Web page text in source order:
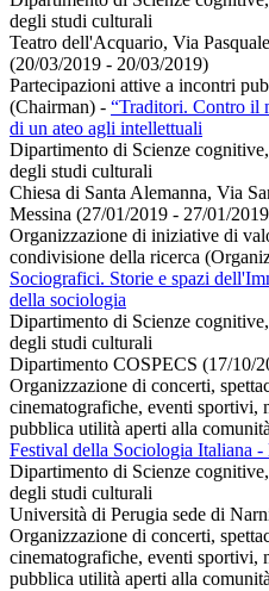
degli studi culturali
Teatro dell'Acquario, Via
(20/03/2019 - 20/03/2019)
Partecipazioni attive a incontri
(Chairman) - “Traditori. Contro il
di un ateo agli intellettuali
Dipartimento di Scienze
degli studi culturali
Chiesa di Santa Alemanna, Via
Messina (27/01/2019 - 27/01/
Organizzazione di iniziative di
condivisione della ricerca
Sociografici. Storie e spazi
della sociologia
Dipartimento di Scienze
degli studi culturali
Dipartimento COSPECS (17/10/
Organizzazione di concerti,
cinematografiche, eventi sportivi,
pubblica utilità aperti alla
Festival della Sociologia Italiana
Dipartimento di Scienze
degli studi culturali
Università di Perugia sede di
Organizzazione di concerti,
cinematografiche, eventi sportivi,
pubblica utilità aperti alla